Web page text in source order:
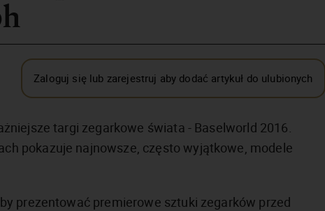
Zaloguj się lub zarejestruj aby dodać artykuł do ulubionych
targi zegarkowe świata - Baselworld 2016.
pokazuje najnowsze, często wyjątkowe, modele
prezentować premierowe sztuki zegarków przed